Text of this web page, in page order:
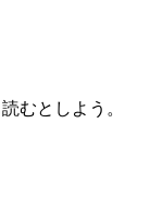
としよう。